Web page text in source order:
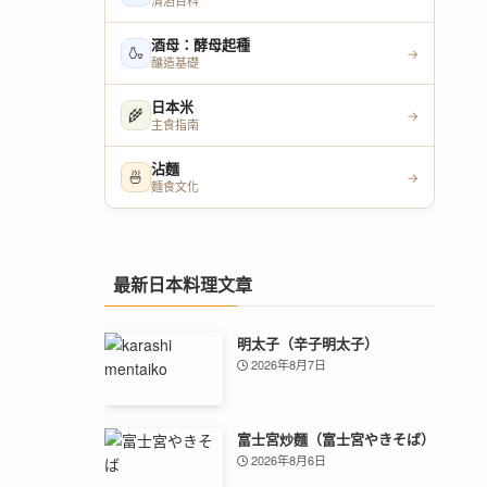
🍶 酒母：酵母起種
釀造基礎
→
🌾 日本米
主食指南
→
🍜 沾麵
麵食文化
→
最新日本料理文章
明太子（辛子明太子）
2026年8月7日
富士宮炒麵（富士宮やきそば）
2026年8月6日